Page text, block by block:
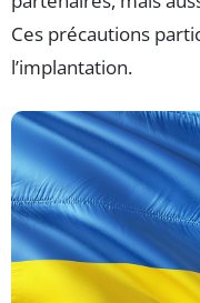
Ces précautions
l’implantation.